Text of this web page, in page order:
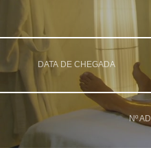
Nº